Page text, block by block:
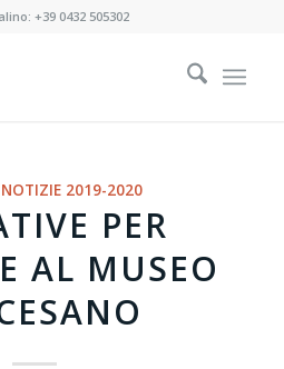
+39 0432 505302
2019-2020
PER
AL MUSEO